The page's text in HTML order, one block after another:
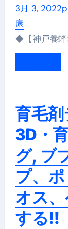
3月 3, 2022
康
◆【神戸
育毛
3D・
グ, ブ
プ、
オス
する!!